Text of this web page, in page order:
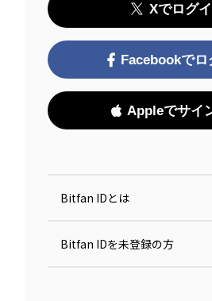
Xでログ
Facebookでロ
Appleでサイ
Bitfan IDとは
Bitfan IDを未登録の方